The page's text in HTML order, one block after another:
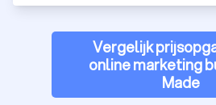
Vergelijk
online marketing
Made